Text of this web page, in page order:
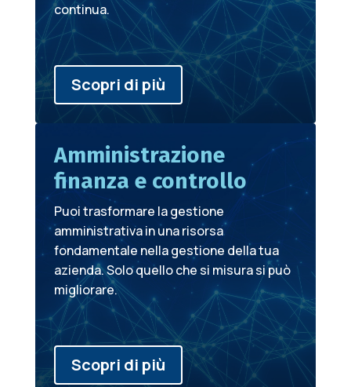
continua.
Scopri di più
Amministrazione
finanza e controllo
Puoi trasformare la gestione
amministrativa in una risorsa
fondamentale nella gestione della tua
azienda. Solo quello che si misura si può
migliorare.
Scopri di più